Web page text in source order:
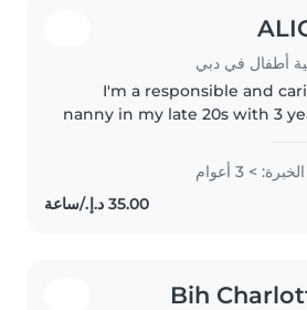
أطفال في دبي
I'm a responsible and
nanny in my late 20s with 3
preschoolers, toddlers,
gradeschoolers. I'm
helping with homework
الخبرة: > 3 أعوام
Bih